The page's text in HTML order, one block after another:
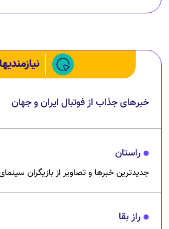
نیازمندیها
خبرهای جذاب از فوتبال ایران و جهان
راستان
جدیدترین خبرها و تصاویر از بازیگران
راز بقا